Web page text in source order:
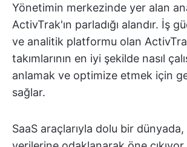
Yönetimin merkezinde yer alan
ActivTrak'ın parladığı alandır. İş
ve analitik platformu olan
takımlarının en iyi şekilde nasıl
anlamak ve optimize etmek için
sağlar.
SaaS araçlarıyla dolu bir dünyada,